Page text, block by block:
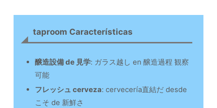
taproom Características
醸造設備 de 見学: ガラス越し en 醸造過程 観察
可能
フレッシュ cerveza: cervecería直結だ desde
こそ de 新鮮さ